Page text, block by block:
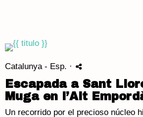
Catalunya - Esp. ·
Escapada a Sant
Muga en l’Alt
Un recorrido por el precioso núcleo